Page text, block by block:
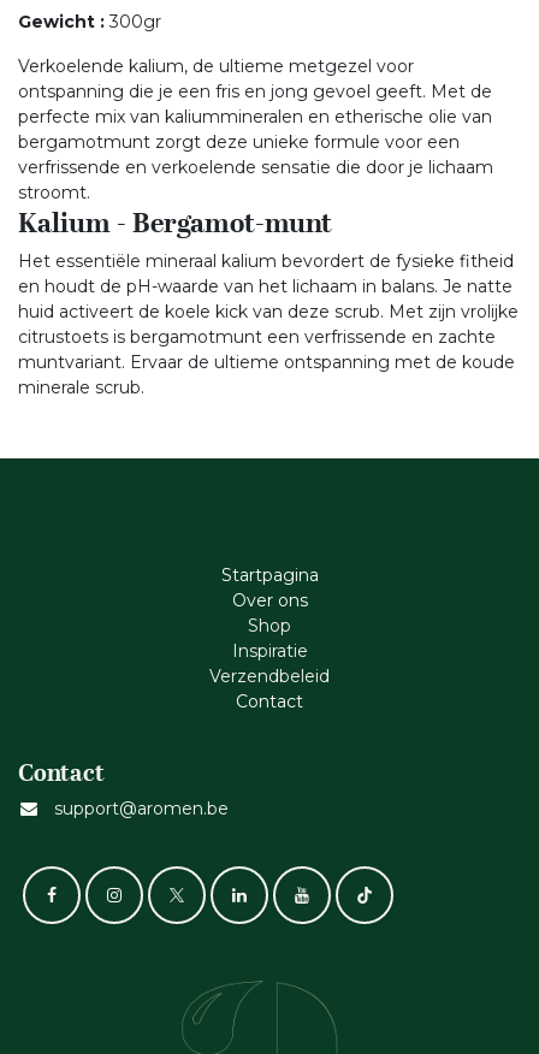
Gewicht : 300gr
Verkoelende kalium, de ultieme metgezel voor
ontspanning die je een fris en jong gevoel geeft. Met de
perfecte mix van kaliummineralen en etherische olie van
bergamotmunt zorgt deze unieke formule voor een
verfrissende en verkoelende sensatie die door je lichaam
stroomt.
Kalium - Bergamot-munt
Het essentiële mineraal kalium bevordert de fysieke fitheid
en houdt de pH-waarde van het lichaam in balans. Je natte
huid activeert de koele kick van deze scrub. Met zijn vrolijke
citrustoets is bergamotmunt een verfrissende en zachte
muntvariant. Ervaar de ultieme ontspanning met de koude
minerale scrub.
Startpagina
Ove​r​ ons
Shop
Inspiratie
Verzendbeleid
Cont​act
Contact
support@aromen.be